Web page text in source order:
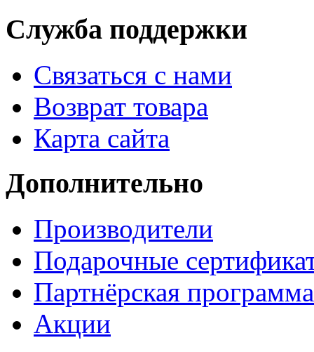
Служба поддержки
Связаться с нами
Возврат товара
Карта сайта
Дополнительно
Производители
Подарочные
Партнёрская программа
Акции